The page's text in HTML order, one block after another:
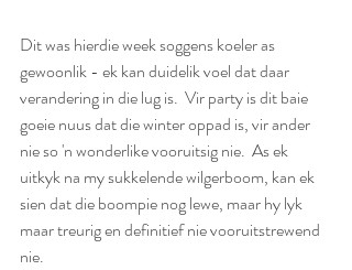
Dit was hierdie week soggens koeler as
gewoonlik - ek kan duidelik voel dat daar
verandering in die lug is.  Vir party is dit baie
goeie nuus dat die winter oppad is, vir ander
nie so 'n wonderlike vooruitsig nie.  As ek
uitkyk na my sukkelende wilgerboom, kan ek
sien dat die boompie nog lewe, maar hy lyk
maar treurig en definitief nie vooruitstrewend
nie.